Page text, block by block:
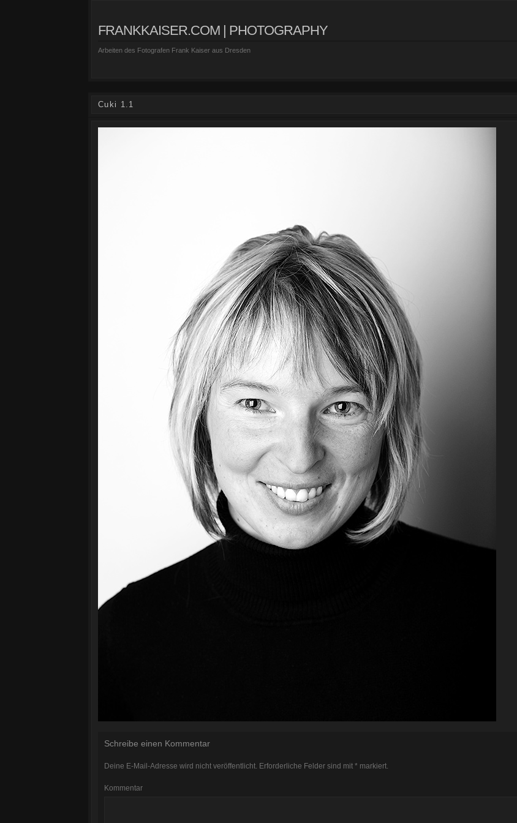
FRANKKAISER.COM | PHOTOGRAPHY
Arbeiten des Fotografen Frank Kaiser aus Dresden
Cuki 1.1
Schreibe einen Kommentar
Deine E-Mail-Adresse wird nicht veröffentlicht. Erforderliche Felder sind mit * markiert.
Kommentar